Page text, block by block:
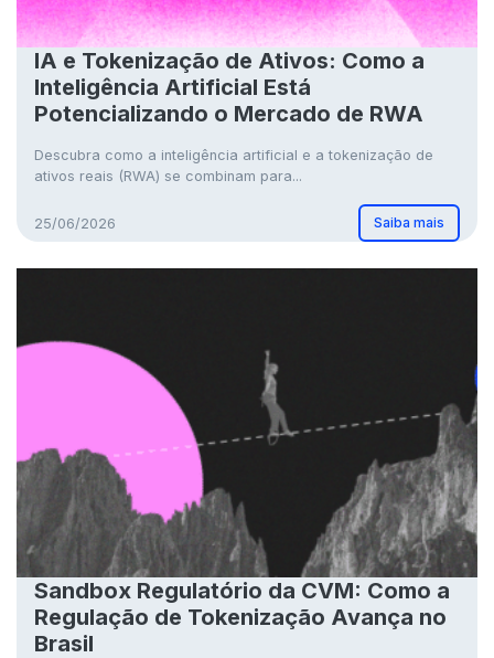
IA e Tokenização de Ativos: Como a
Inteligência Artificial Está
Potencializando o Mercado de RWA
Descubra como a inteligência artificial e a tokenização de
ativos reais (RWA) se combinam para...
25/06/2026 Saiba mais
Sandbox Regulatório da CVM: Como a
Regulação de Tokenização Avança no
Brasil